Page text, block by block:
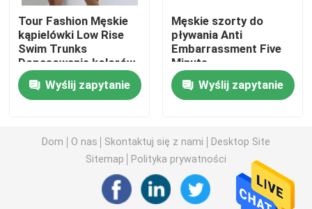
Dziewczęce kostiumy kąpielowe
Męskie kąpielówki
Muzułmański strój kąpielowy
Trzyczęściowy strój kąpielowy
Tour Fashion Męskie
kąpielówki Low Rise
Swim Trunks
Dopasowanie kolorów
Hot Spring
Wyślij zapytanie
Męskie szorty do
pływania Anti
Embarrassment Five
Minute
Wyślij zapytanie
Dom O nas Skontaktuj się z nami
Desktop Site
Sitemap
Polityka prywatności